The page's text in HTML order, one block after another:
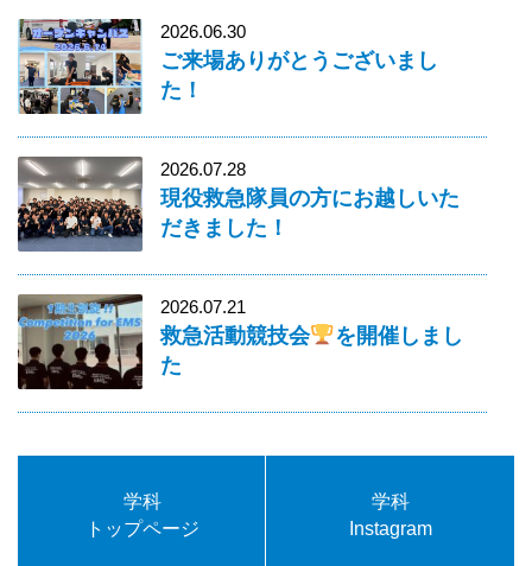
2026.06.30
ご来場ありがとうございまし
た！
2026.07.28
現役救急隊員の方にお越しいた
だきました！
2026.07.21
救急活動競技会
を開催しまし
た
学科
トップページ
学科
Instagram